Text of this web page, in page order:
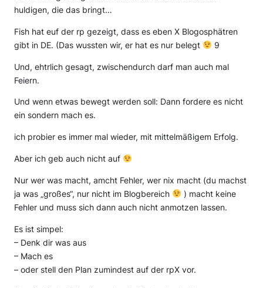
huldigen, die das bringt…
Fish hat euf der rp gezeigt, dass es eben X Blogosphätren
gibt in DE. (Das wussten wir, er hat es nur belegt
9
Und, ehtrlich gesagt, zwischendurch darf man auch mal
Feiern.
Und wenn etwas bewegt werden soll: Dann fordere es nicht
ein sondern mach es.
ich probier es immer mal wieder, mit mittelmäßigem Erfolg.
Aber ich geb auch nicht auf
Nur wer was macht, amcht Fehler, wer nix macht (du machst
ja was „großes“, nur nicht im Blogbereich
) macht keine
Fehler und muss sich dann auch nicht anmotzen lassen.
Es ist simpel:
– Denk dir was aus
– Mach es
– oder stell den Plan zumindest auf der rpX vor.